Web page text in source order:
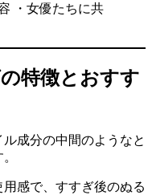
・女優たちに共
特徴とおすす
成分の中間のようなと
感で、すすぎ後のぬる